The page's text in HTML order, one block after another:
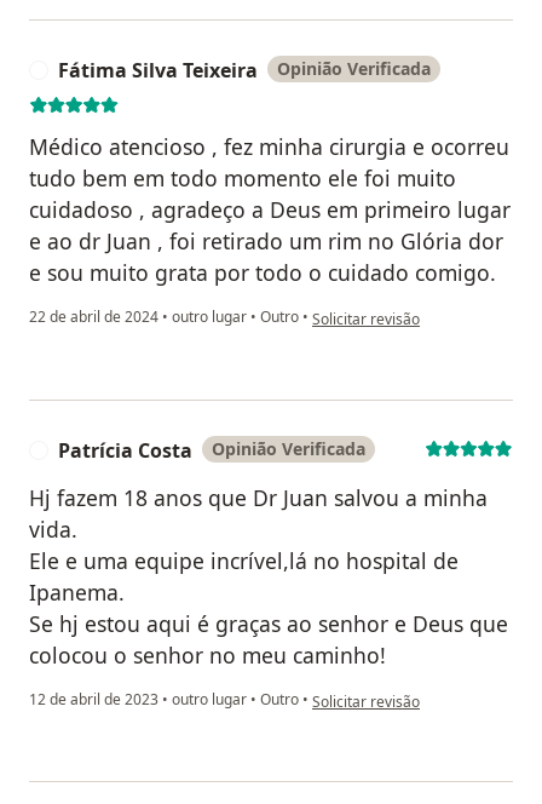
Fátima Silva Teixeira Opinião Verificada
Médico atencioso , fez minha cirurgia e ocorreu
tudo bem em todo momento ele foi muito
cuidadoso , agradeço a Deus em primeiro lugar
e ao dr Juan , foi retirado um rim no Glória dor
e sou muito grata por todo o cuidado comigo.
22 de abril de 2024 • outro lugar • Outro • na opinião do utilizador Fátima
Solicitar revisão
Patrícia Costa Opinião Verificada
Hj fazem 18 anos que Dr Juan salvou a minha
vida.
Ele e uma equipe incrível,lá no hospital de
Ipanema.
Se hj estou aqui é graças ao senhor e Deus que
colocou o senhor no meu caminho!
12 de abril de 2023 • outro lugar • Outro • na opinião do utilizador Patrícia
Solicitar revisão